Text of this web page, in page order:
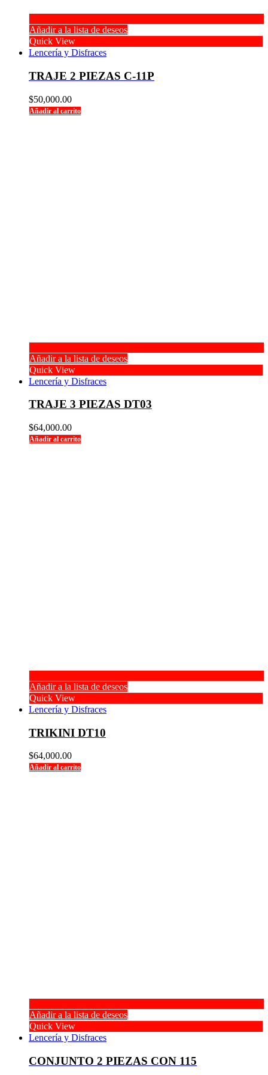
Añadir a la lista de deseos
Quick View
Lencería y Disfraces
TRAJE 2 PIEZAS C-11P
$50,000.00
Añadir al carrito
Añadir a la lista de deseos
Quick View
Lencería y Disfraces
TRAJE 3 PIEZAS DT03
$64,000.00
Añadir al carrito
Añadir a la lista de deseos
Quick View
Lencería y Disfraces
TRIKINI DT10
$64,000.00
Añadir al carrito
Añadir a la lista de deseos
Quick View
Lencería y Disfraces
CONJUNTO 2 PIEZAS CON 115